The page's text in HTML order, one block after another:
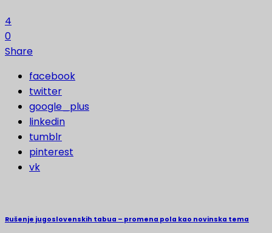
4
0
Share
facebook
twitter
google_plus
linkedin
tumblr
pinterest
vk
Rušenje jugoslovenskih tabua – promena pola kao novinska tema